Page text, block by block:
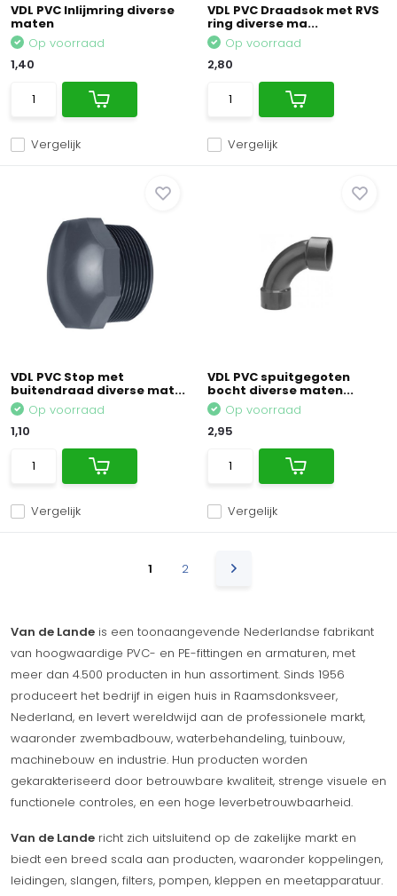
VDL PVC Inlijmring diverse
maten
Vergelijk
Op voorraad
1,40
VDL PVC Draadsok met RVS
ring diverse ma...
Vergelijk
Op voorraad
2,80
VDL PVC Stop met
buitendraad diverse mat...
Vergelijk
Op voorraad
1,10
VDL PVC spuitgegoten
bocht diverse maten...
Vergelijk
Op voorraad
2,95
1 2
Van de Lande is een toonaangevende Nederlandse fabrikant
van hoogwaardige PVC- en PE-fittingen en armaturen, met
meer dan 4.500 producten in hun assortiment. Sinds 1956
produceert het bedrijf in eigen huis in Raamsdonksveer,
Nederland, en levert wereldwijd aan de professionele markt,
waaronder zwembadbouw, waterbehandeling, tuinbouw,
machinebouw en industrie. Hun producten worden
gekarakteriseerd door betrouwbare kwaliteit, strenge visuele en
functionele controles, en een hoge leverbetrouwbaarheid.
Van de Lande richt zich uitsluitend op de zakelijke markt en
biedt een breed scala aan producten, waaronder koppelingen,
leidingen, slangen, filters, pompen, kleppen en meetapparatuur.